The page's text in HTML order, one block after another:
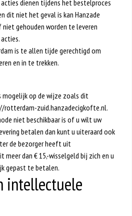
dienen tijdens het bestelproces
dit niet het geval is kan Hanzade
gehouden worden te leveren
is te allen tijde gerechtigd om
en in te trekken.
mogelijk op de wijze zoals dit
rotterdam-zuid.hanzadecigkofte.nl.
niet beschikbaar is of u wilt uw
betalen dan kunt u uiteraard ook
de bezorger heeft uit
meer dan € 15,-wisselgeld bij zich en u
gepast te betalen.
intellectuele